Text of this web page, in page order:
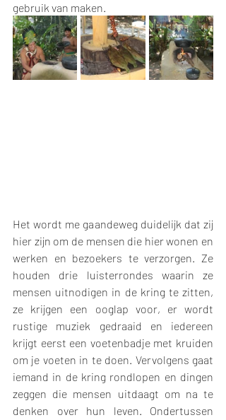
gebruik van maken.
Het wordt me gaandeweg duidelijk dat zij
hier zijn om de mensen die hier wonen en
werken en bezoekers te verzorgen. Ze
houden drie luisterrondes waarin ze
mensen uitnodigen in de kring te zitten,
ze krijgen een ooglap voor, er wordt
rustige muziek gedraaid en iedereen
krijgt eerst een voetenbadje met kruiden
om je voeten in te doen. Vervolgens gaat
iemand in de kring rondlopen en dingen
zeggen die mensen uitdaagt om na te
denken over hun leven. Ondertussen